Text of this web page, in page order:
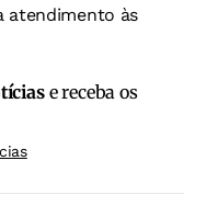
atendimento às
e receba os